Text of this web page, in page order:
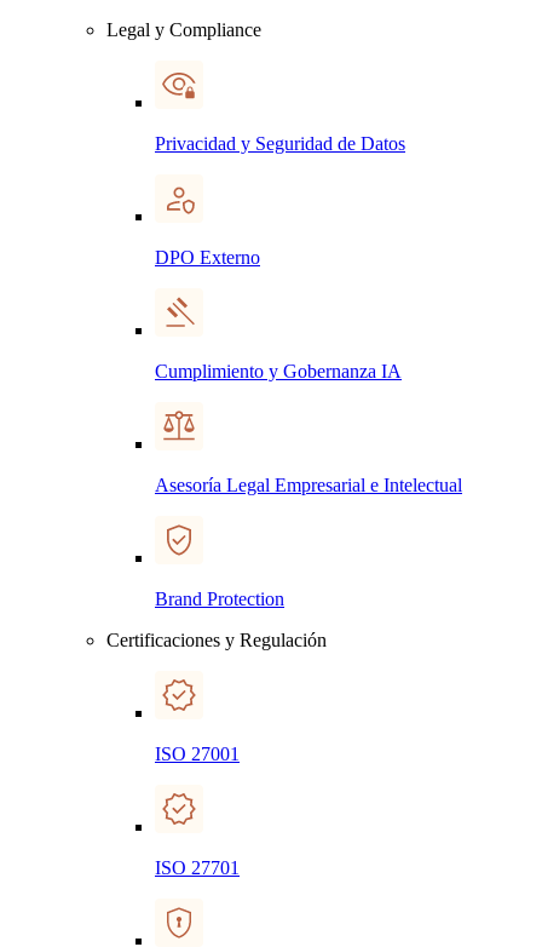
Legal y Compliance
Privacidad y Seguridad de Datos
DPO Externo
Cumplimiento y Gobernanza IA
Asesoría Legal Empresarial e Intelectual
Brand Protection
Certificaciones y Regulación
ISO 27001
ISO 27701